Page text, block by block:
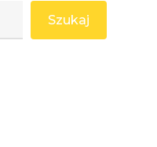
Szukaj